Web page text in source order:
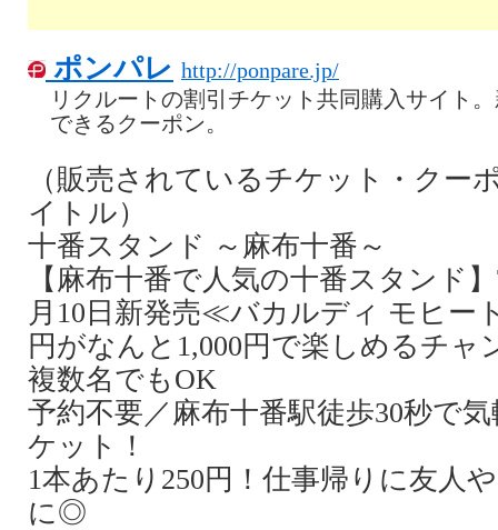
ポンパレ http://ponpare.jp/
リクルートの割引チケット共同購入サイト
できるクーポン。
（販売されているチケット・クー
イトル）
十番スタンド ～麻布十番～
【麻布十番で人気の十番スタンド
月10日新発売≪バカルディ モヒー
円がなんと1,000円で楽しめるチャ
複数名でもOK
予約不要／麻布十番駅徒歩30秒で
ケット！
1本あたり250円！仕事帰りに友人
に◎